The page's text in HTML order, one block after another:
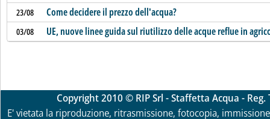
23/08 Come decidere il prezzo dell'acqua?
03/08 UE, nuove linee guida sul riutilizzo delle acque reflue in
Copyright 2010 © RIP Srl - Staffetta Acqua -
E' vietata la riproduzione, ritrasmissione, fotocopia,